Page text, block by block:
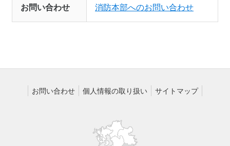
お問い合わせ 消防本部へのお問い合わせ
お問い合わせ 個人情報の取り扱い サイトマップ